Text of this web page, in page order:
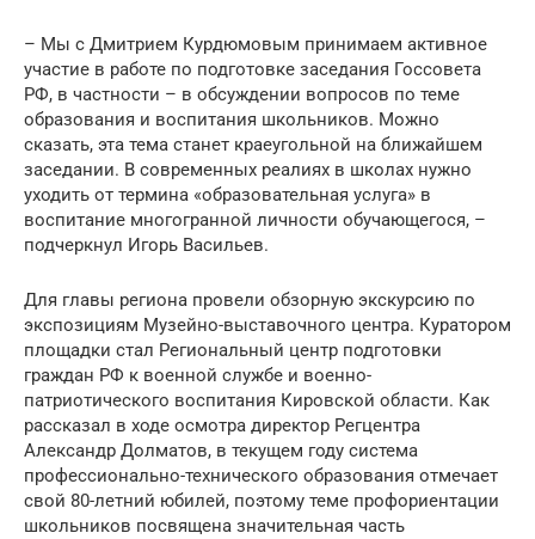
– Мы с Дмитрием Курдюмовым принимаем активное
участие в работе по подготовке заседания Госсовета
РФ, в частности – в обсуждении вопросов по теме
образования и воспитания школьников. Можно
сказать, эта тема станет краеугольной на ближайшем
заседании. В современных реалиях в школах нужно
уходить от термина «образовательная услуга» в
воспитание многогранной личности обучающегося, –
подчеркнул Игорь Васильев.
Для главы региона провели обзорную экскурсию по
экспозициям Музейно-выставочного центра. Куратором
площадки стал Региональный центр подготовки
граждан РФ к военной службе и военно-
патриотического воспитания Кировской области. Как
рассказал в ходе осмотра директор Регцентра
Александр Долматов, в текущем году система
профессионально-технического образования отмечает
свой 80-летний юбилей, поэтому теме профориентации
школьников посвящена значительная часть